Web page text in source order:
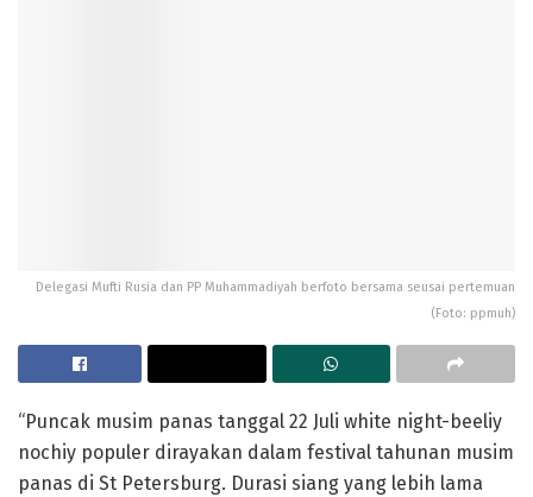
Delegasi Mufti Rusia dan PP Muhammadiyah berfoto bersama seusai pertemuan
(Foto: ppmuh)
“Puncak musim panas tanggal 22 Juli white night-beeliy
nochiy populer dirayakan dalam festival tahunan musim
panas di St Petersburg. Durasi siang yang lebih lama